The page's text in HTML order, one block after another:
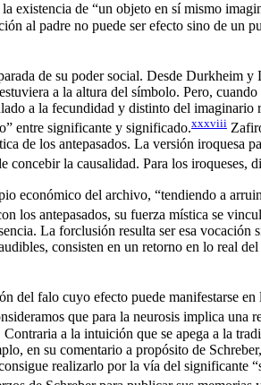
existencia de “un objeto en sí mismo
al padre no puede ser efecto sino de
de su poder social. Desde Durkheim
a la altura del símbolo. Pero,
a la fecundidad y distinto del
entre significante y significado.xxxviii
de los antepasados. La versión iroquesa
la causalidad. Para los iroqueses,
económico del archivo, “tendiendo a
los antepasados, su fuerza mística se
La forclusión resulta ser esa
consisten en un retorno en lo real
falo cuyo efecto puede manifestarse
que para la neurosis implica una
a la intuición que se apega a la
en su comentario a propósito de
realizarlo por la vía del significante